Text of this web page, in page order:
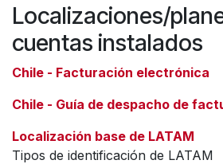
Localizaciones/
cuentas instalados
Chile - Facturación electrónica
Chile - Guía de despacho de
Localización base de LATAM
Tipos de identificación de LATAM